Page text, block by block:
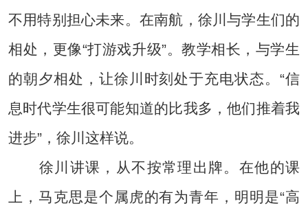
不用特别担心未来。在南航，徐川与学生们的
相处，更像“打游戏升级”。教学相长，与学生
的朝夕相处，让徐川时刻处于充电状态。“信
息时代学生很可能知道的比我多，他们推着我
进步”，徐川这样说。
徐川讲课，从不按常理出牌。在他的课
上，马克思是个属虎的有为青年，明明是“高